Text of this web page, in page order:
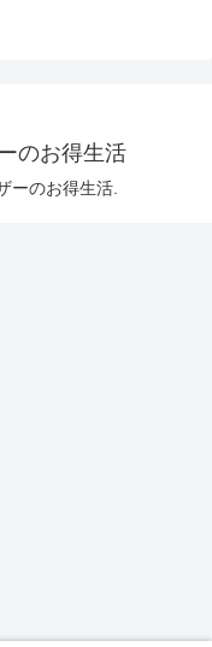
のお得生活
ーのお得生活.